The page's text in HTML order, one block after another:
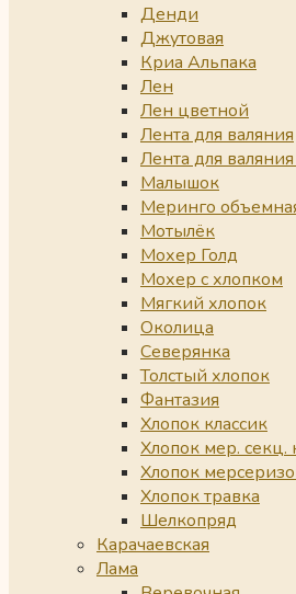
Денди
Джутовая
Криа Альпака
Лен
Лен цветной
Лента для валяния
Лента для
Малышок
Меринго
Мотылёк
Мохер Голд
Мохер с хлопком
Мягкий хлопок
Околица
Северянка
Толстый хлопок
Фантазия
Хлопок классик
Хлопок мер. секц.
Хлопок
Хлопок травка
Шелкопряд
Карачаевская
Лама